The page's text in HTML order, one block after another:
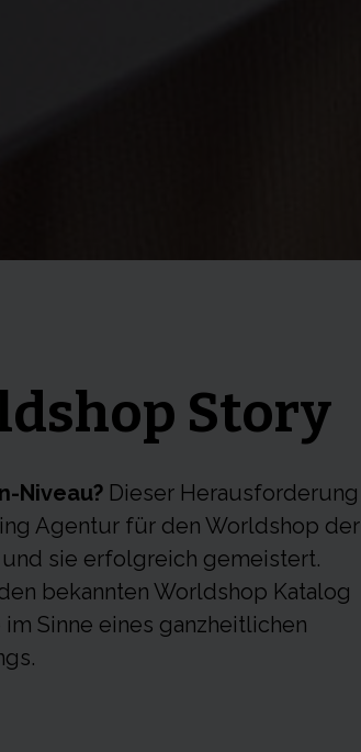
Story
Niveau? Dieser Herausforderung
Agentur für den Worldshop der
sie erfolgreich gemeistert.
bekannten Worldshop Katalog
Sinne eines ganzheitlichen